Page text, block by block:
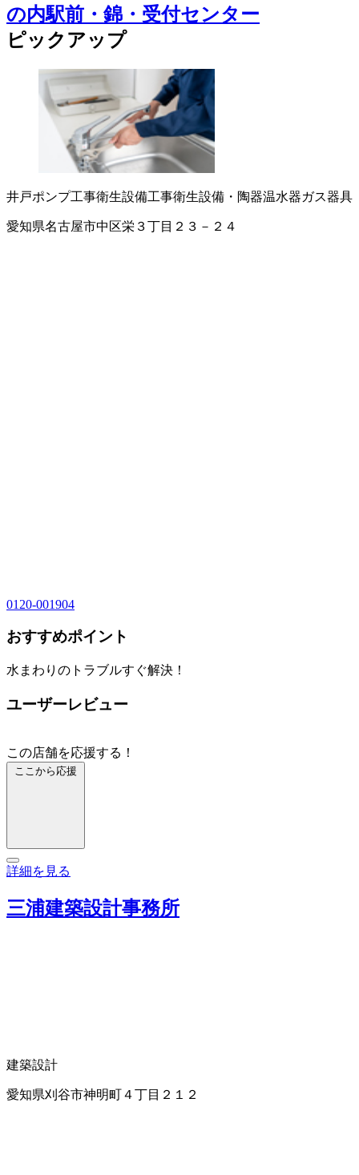
の内駅前・錦・受付センター
ピックアップ
井戸ポンプ工事衛生設備工事衛生設備・陶器温水器ガス器具
愛知県名古屋市中区栄３丁目２３－２４
0120-001904
おすすめポイント
水まわりのトラブルすぐ解決！
ユーザーレビュー
この店舗を応援する！
ここから応援
詳細を見る
三浦建築設計事務所
建築設計
愛知県刈谷市神明町４丁目２１２